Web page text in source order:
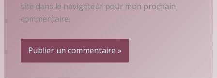
site dans le navigateur pour mon prochain
commentaire.